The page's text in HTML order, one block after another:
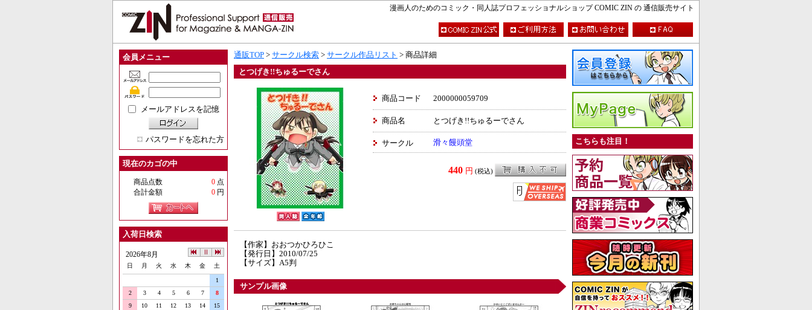
漫画人のためのコミック・同人誌プロフェッショナルショップ COMIC ZIN の 通信販売サイト
会員メニュー
メールアドレスを記憶
パスワードを忘れた方
現在のカゴの中
商品点数 0 点
合計金額
0 円
入荷日検索
2026年8月
日 月 火 水 木 金 土
1
2
3 4 5 6 7
8
9
10 11 12 13 14
15
通販TOP > サークル検索 > サークル作品リスト > 商品詳細
とつげき!!ちゅるーでさん
商品コード 2000000059709
商品名 とつげき!!ちゅるーでさん
サークル 滑々饅頭堂
440 円 (税込)
【作家】おおつかひろひこ
【発行日】2010/07/25
【サイズ】A5判
サンプル画像
こちらも注目！